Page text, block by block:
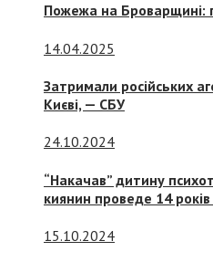
Пожежа на Броварщині:
14.04.2025
Затримали російських
Києві, — СБУ
24.10.2024
“Накачав” дитину
киянин проведе 14
15.10.2024